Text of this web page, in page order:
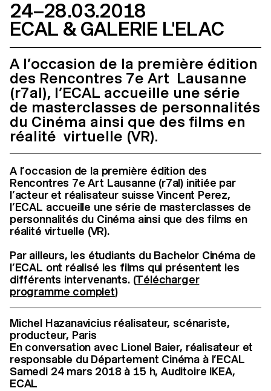
24–28.03.2018
ECAL & GALERIE L'ELAC
A l’occasion de la première édition
des Rencontres 7e Art Lausanne
(r7al), l’ECAL accueille une série
de masterclasses de personnalités
du Cinéma ainsi que des films en
réalité virtuelle (VR).
A l’occasion de la première édition des
Rencontres 7e Art Lausanne (r7al) initiée par
l’acteur et réalisateur suisse Vincent Perez,
l’ECAL accueille une série de masterclasses de
personnalités du Cinéma ainsi que des films en
réalité virtuelle (VR).
Par ailleurs, les étudiants du Bachelor Cinéma de
l’ECAL ont réalisé les films qui présentent les
différents intervenants. (Télécharger
programme complet)
Michel Hazanavicius réalisateur, scénariste,
producteur, Paris
En conversation avec Lionel Baier, réalisateur et
responsable du Département Cinéma à l’ECAL
Samedi 24 mars 2018 à 15 h, Auditoire IKEA,
ECAL